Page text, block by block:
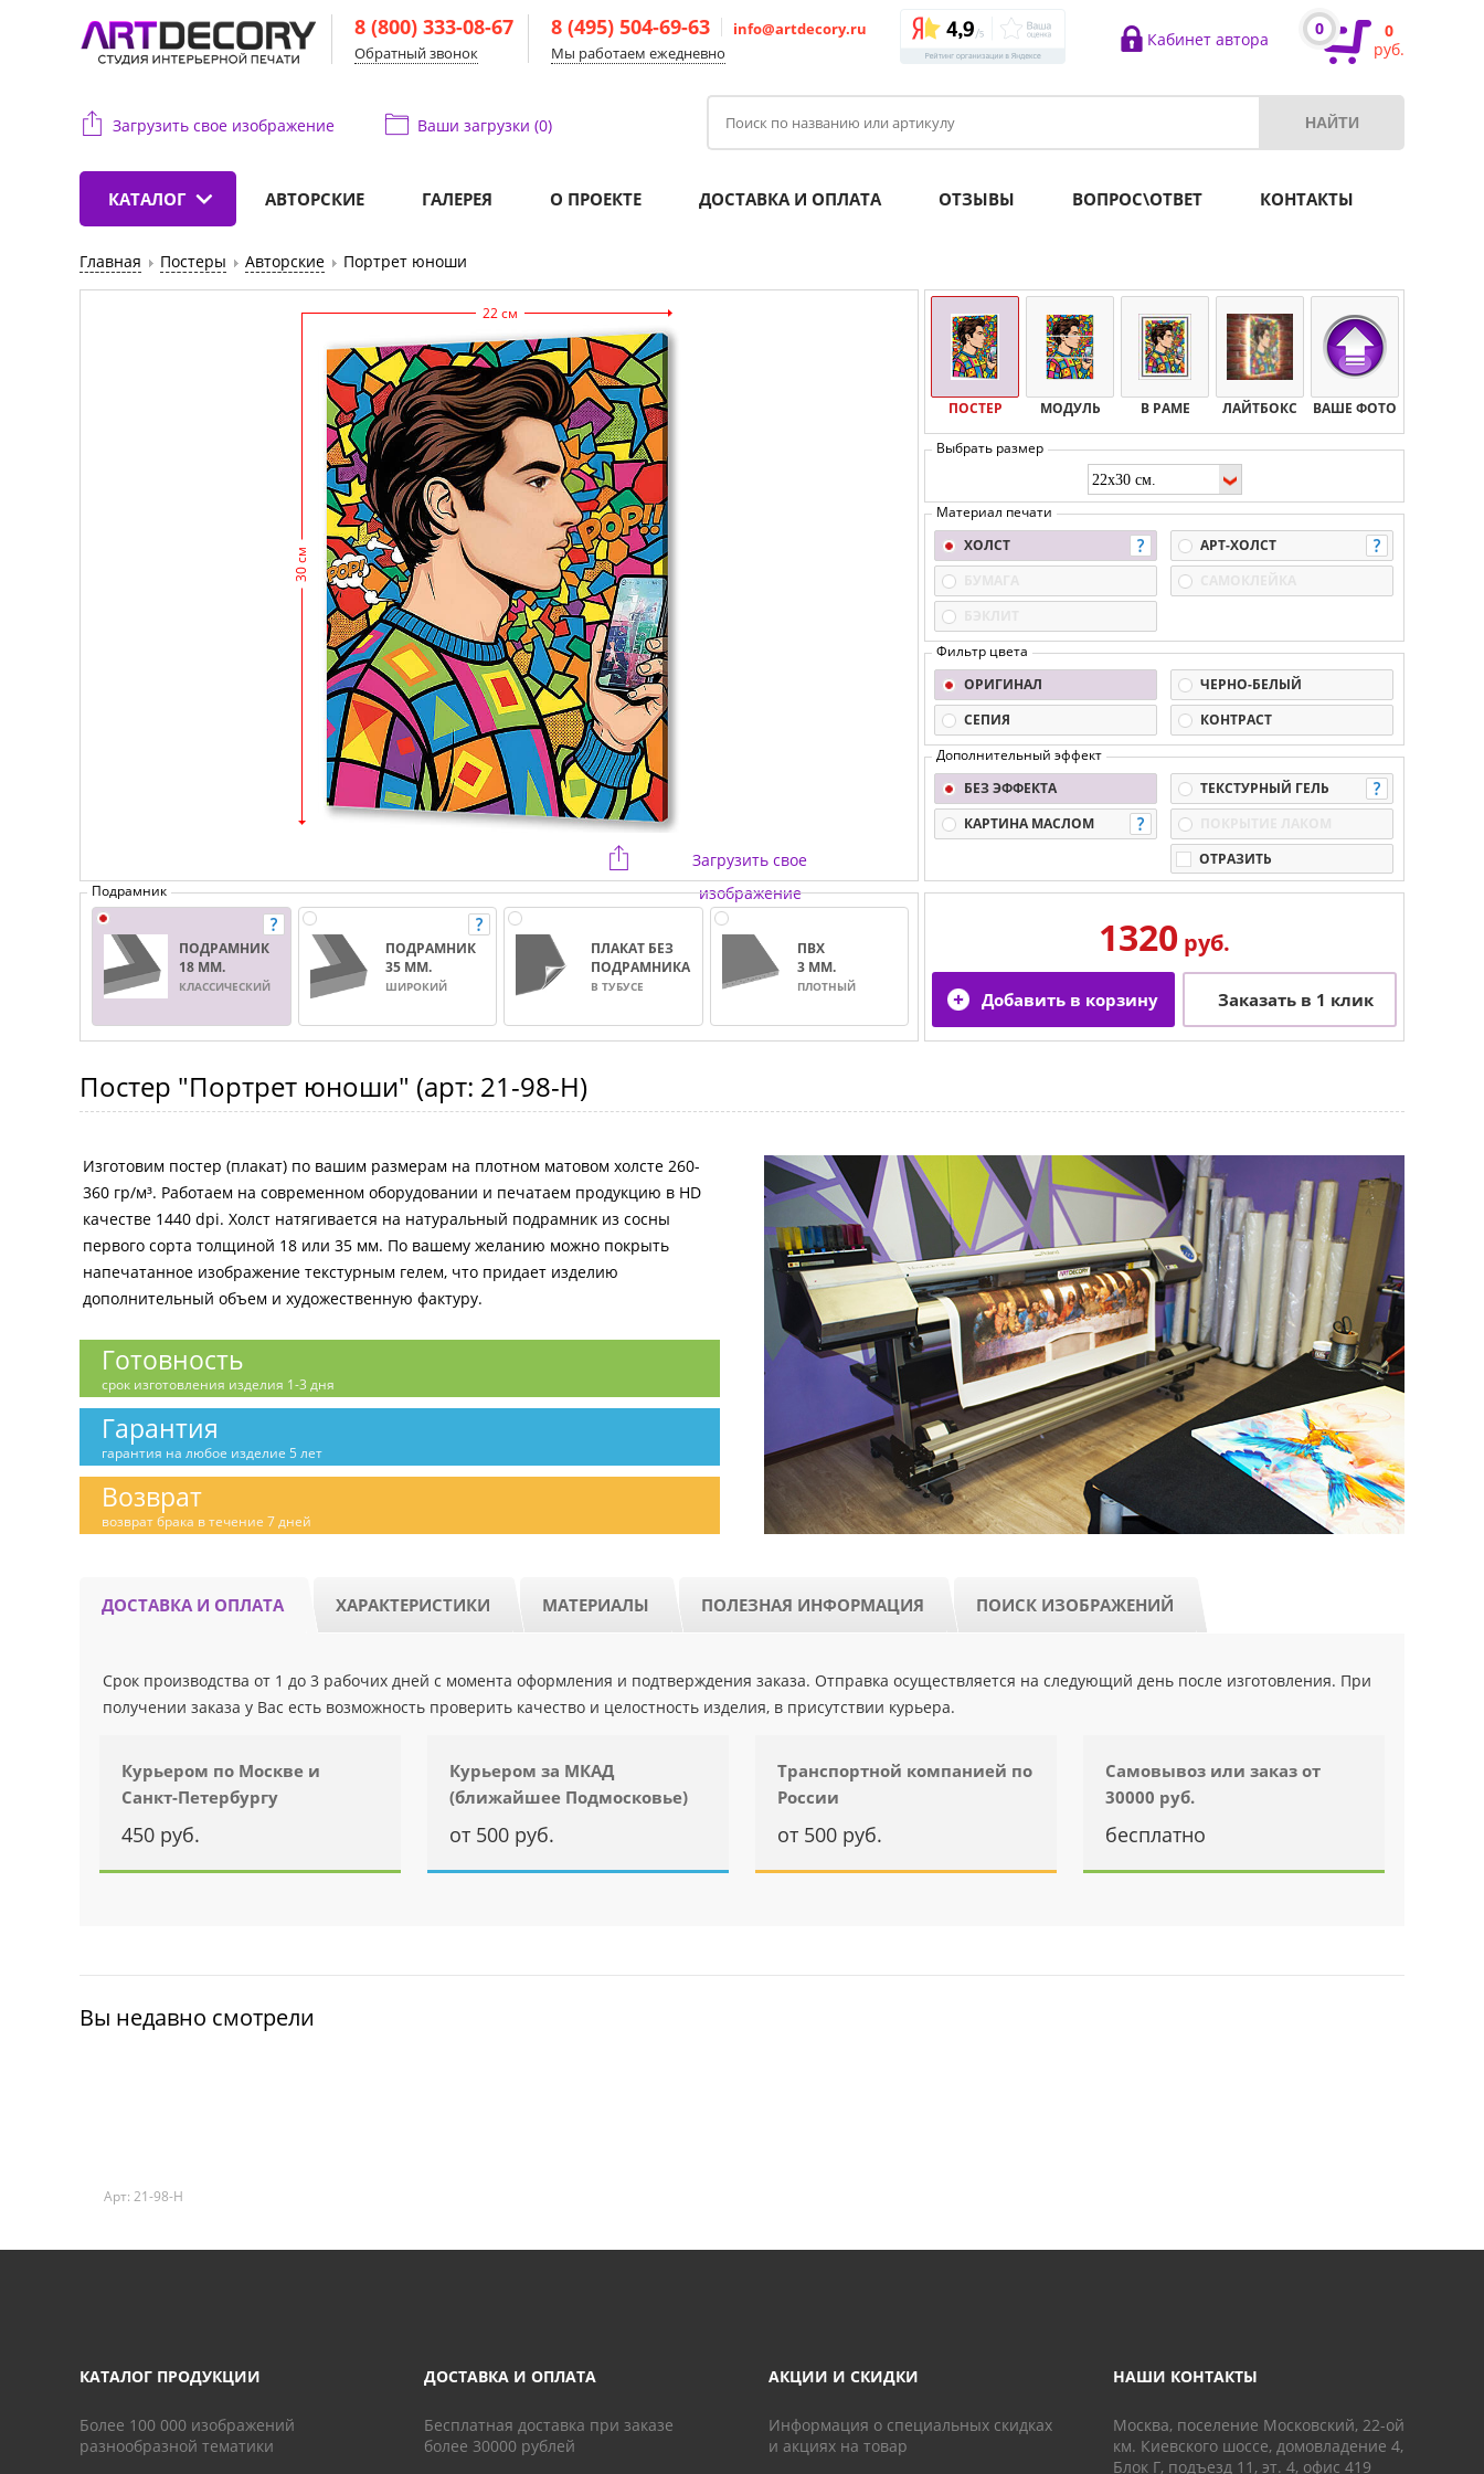
8 (800) 333-08-67
Обратный звонок
8 (495) 504-69-63
info@artdecory.ru
Мы работаем ежедневно
Кабинет автора
0
0
руб.
Загрузить свое изображение Ваши загрузки (0)
КАТАЛОГ АВТОРСКИЕ ГАЛЕРЕЯ О ПРОЕКТЕ ДОСТАВКА И ОПЛАТА ОТЗЫВЫ ВОПРОС\ОТВЕТ КОНТАКТЫ
Главная Постеры Авторские Портрет юноши
22 см
30 см
Загрузить свое
изображение
Подрамник
ПОДРАМНИК
18 ММ.
КЛАССИЧЕСКИЙ
ПОДРАМНИК
35 ММ.
ШИРОКИЙ
ПЛАКАТ БЕЗ
ПОДРАМНИКА
В ТУБУСЕ
ПВХ
3 ММ.
ПЛОТНЫЙ
ПОСТЕР МОДУЛЬ В РАМЕ ЛАЙТБОКС ВАШЕ ФОТО
Выбрать размер
Материал печати
ХОЛСТ
АРТ-ХОЛСТ
Фильтр цвета
ОРИГИНАЛ
ЧЕРНО-БЕЛЫЙ
СЕПИЯ
КОНТРАСТ
Дополнительный эффект
БЕЗ ЭФФЕКТА
ТЕКСТУРНЫЙ ГЕЛЬ
КАРТИНА МАСЛОМ
ОТРАЗИТЬ
1320 руб.
Постер "Портрет юноши" (арт: 21-98-H)
Изготовим постер (плакат) по вашим размерам на плотном матовом холсте 260-
360 гр/м³. Работаем на современном оборудовании и печатаем продукцию в HD
качестве 1440 dpi. Холст натягивается на натуральный подрамник из сосны
первого сорта толщиной 18 или 35 мм. По вашему желанию можно покрыть
напечатанное изображение текстурным гелем, что придает изделию
дополнительный объем и художественную фактуру.
Готовность
срок изготовления изделия 1-3 дня
Гарантия
гарантия на любое изделие 5 лет
Возврат
возврат брака в течение 7 дней
ДОСТАВКА И ОПЛАТА ХАРАКТЕРИСТИКИ МАТЕРИАЛЫ ПОЛЕЗНАЯ ИНФОРМАЦИЯ ПОИСК ИЗОБРАЖЕНИЙ
Срок производства от 1 до 3 рабочих дней с момента оформления и подтверждения заказа. Отправка осуществляется на следующий день после изготовления. При
получении заказа у Вас есть возможность проверить качество и целостность изделия, в присутствии курьера.
Курьером по Москве и
Санкт-Петербургу
450 руб.
Курьером за МКАД
(ближайшее Подмосковье)
от 500 руб.
Транспортной компанией по
России
от 500 руб.
Самовывоз или заказ от
30000 руб.
бесплатно
Вы недавно смотрели
Арт: 21-98-H
КАТАЛОГ ПРОДУКЦИИ
Более 100 000 изображений
разнообразной тематики
ДОСТАВКА И ОПЛАТА
Бесплатная доставка при заказе
более 30000 рублей
АКЦИИ И СКИДКИ
Информация о специальных скидках
и акциях на товар
НАШИ КОНТАКТЫ
Москва, поселение Московский, 22-ой
км. Киевского шоссе, домовладение 4,
Блок Г, подъезд 11, эт. 4, офис 419